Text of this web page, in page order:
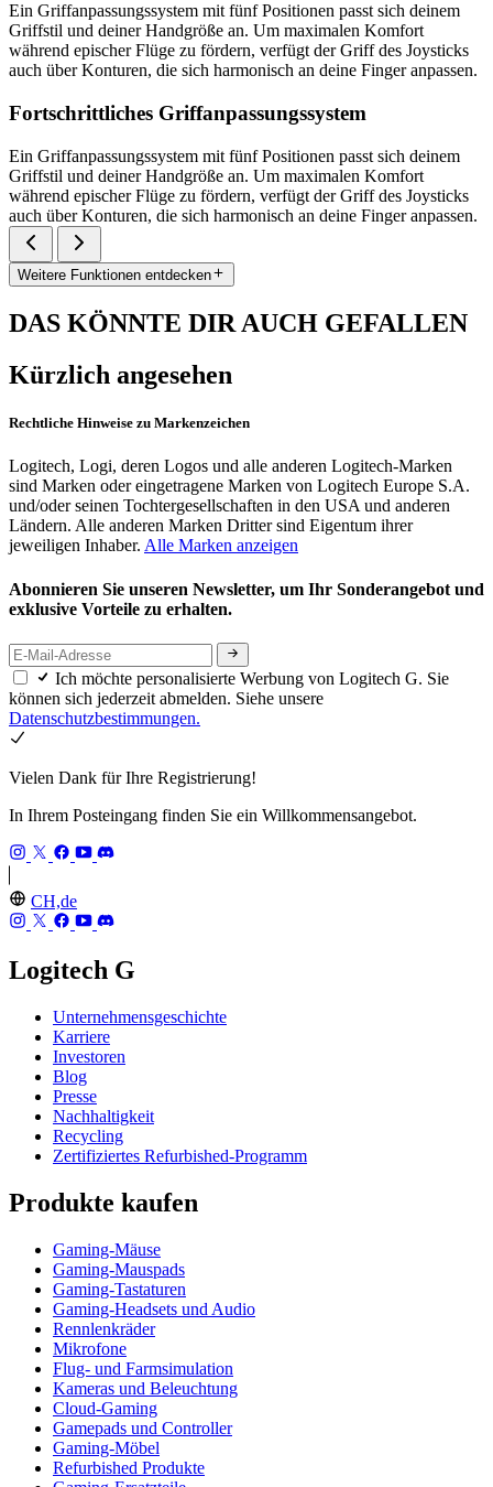
Ein Griffanpassungssystem mit fünf Positionen passt sich deinem
Griffstil und deiner Handgröße an. Um maximalen Komfort
während epischer Flüge zu fördern, verfügt der Griff des Joysticks
auch über Konturen, die sich harmonisch an deine Finger anpassen.
Fortschrittliches Griffanpassungssystem
Ein Griffanpassungssystem mit fünf Positionen passt sich deinem
Griffstil und deiner Handgröße an. Um maximalen Komfort
während epischer Flüge zu fördern, verfügt der Griff des Joysticks
auch über Konturen, die sich harmonisch an deine Finger anpassen.
Weitere Funktionen entdecken
DAS KÖNNTE DIR AUCH GEFALLEN
Kürzlich angesehen
Rechtliche Hinweise zu Markenzeichen
Logitech, Logi, deren Logos und alle anderen Logitech-Marken
sind Marken oder eingetragene Marken von Logitech Europe S.A.
und/oder seinen Tochtergesellschaften in den USA und anderen
Ländern. Alle anderen Marken Dritter sind Eigentum ihrer
jeweiligen Inhaber. Alle Marken anzeigen
Abonnieren Sie unseren Newsletter, um Ihr Sonderangebot und
exklusive Vorteile zu erhalten.
Ich möchte personalisierte Werbung von Logitech G. Sie
können sich jederzeit abmelden. Siehe unsere
Datenschutzbestimmungen.
Vielen Dank für Ihre Registrierung!
In Ihrem Posteingang finden Sie ein Willkommensangebot.
CH,de
Logitech G
Unternehmensgeschichte
Karriere
Investoren
Blog
Presse
Nachhaltigkeit
Recycling
Zertifiziertes Refurbished-Programm
Produkte kaufen
Gaming-Mäuse
Gaming-Mauspads
Gaming-Tastaturen
Gaming-Headsets und Audio
Rennlenkräder
Mikrofone
Flug- und Farmsimulation
Kameras und Beleuchtung
Cloud-Gaming
Gamepads und Controller
Gaming-Möbel
Refurbished Produkte